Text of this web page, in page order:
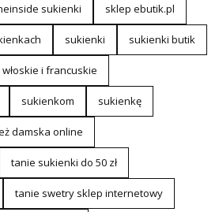
sukienki sklep ebutik.pl
sukienki sukienki butik
i francuskie
sukienkom sukienkę
damska online
tanie sukienki do 50 zł
tanie swetry sklep internetowy